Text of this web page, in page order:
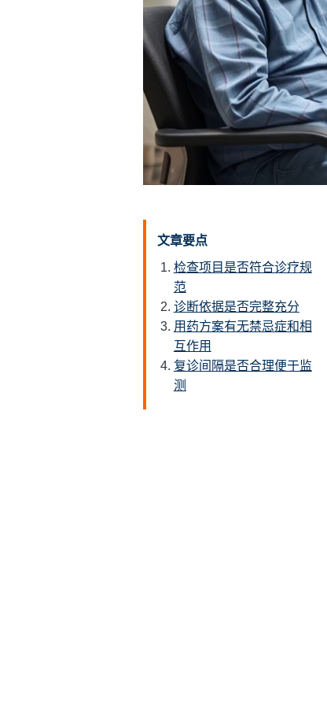
文章要点
检查项目是否符合诊疗规
范
诊断依据是否完整充分
用药方案有无禁忌症和相
互作用
复诊间隔是否合理便于监
测